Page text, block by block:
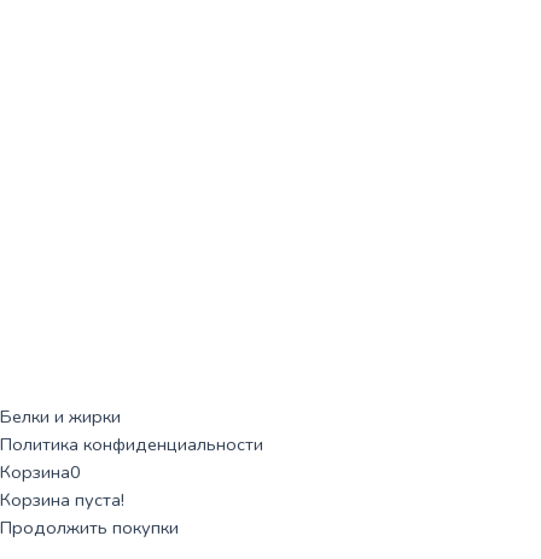
Белки и жирки
Политика конфиденциальности
Корзина0
Корзина пуста!
Продолжить покупки